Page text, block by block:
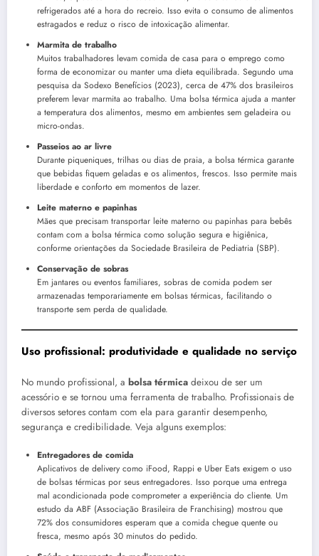
refrigerados até a hora do recreio. Isso evita o consumo de alimentos
estragados e reduz o risco de intoxicação alimentar.
Marmita de trabalho
Muitos trabalhadores levam comida de casa para o emprego como
forma de economizar ou manter uma dieta equilibrada. Segundo uma
pesquisa da Sodexo Benefícios (2023), cerca de 47% dos brasileiros
preferem levar marmita ao trabalho. Uma bolsa térmica ajuda a manter
a temperatura dos alimentos, mesmo em ambientes sem geladeira ou
micro-ondas.
Passeios ao ar livre
Durante piqueniques, trilhas ou dias de praia, a bolsa térmica garante
que bebidas fiquem geladas e os alimentos, frescos. Isso permite mais
liberdade e conforto em momentos de lazer.
Leite materno e papinhas
Mães que precisam transportar leite materno ou papinhas para bebês
contam com a bolsa térmica como solução segura e higiênica,
conforme orientações da Sociedade Brasileira de Pediatria (SBP).
Conservação de sobras
Em jantares ou eventos familiares, sobras de comida podem ser
armazenadas temporariamente em bolsas térmicas, facilitando o
transporte sem perda de qualidade.
Uso profissional: produtividade e qualidade no serviço
No mundo profissional, a bolsa térmica deixou de ser um
acessório e se tornou uma ferramenta de trabalho. Profissionais de
diversos setores contam com ela para garantir desempenho,
segurança e credibilidade. Veja alguns exemplos:
Entregadores de comida
Aplicativos de delivery como iFood, Rappi e Uber Eats exigem o uso
de bolsas térmicas por seus entregadores. Isso porque uma entrega
mal acondicionada pode comprometer a experiência do cliente. Um
estudo da ABF (Associação Brasileira de Franchising) mostrou que
72% dos consumidores esperam que a comida chegue quente ou
fresca, mesmo após 30 minutos do pedido.